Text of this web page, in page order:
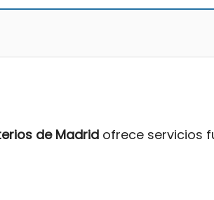
de Madrid ofrece servicios